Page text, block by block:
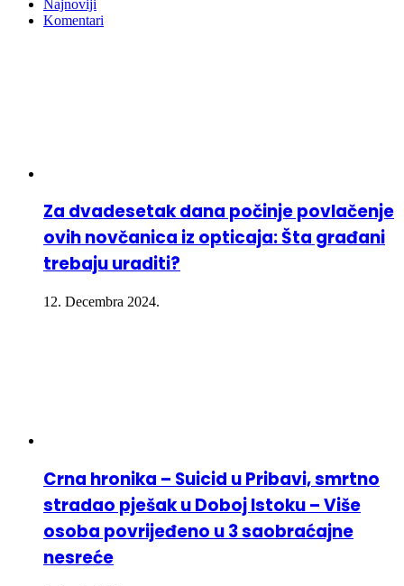
Najnoviji
Komentari
Za dvadesetak dana počinje povlačenje
ovih novčanica iz opticaja: Šta građani
trebaju uraditi?
12. Decembra 2024.
Crna hronika – Suicid u Pribavi, smrtno
stradao pješak u Doboj Istoku – Više
osoba povrijeđeno u 3 saobraćajne
nesreće